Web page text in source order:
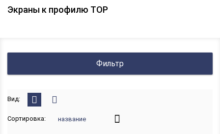
Экраны к профилю TOP
Фильтр
Вид:
Сортировка: название